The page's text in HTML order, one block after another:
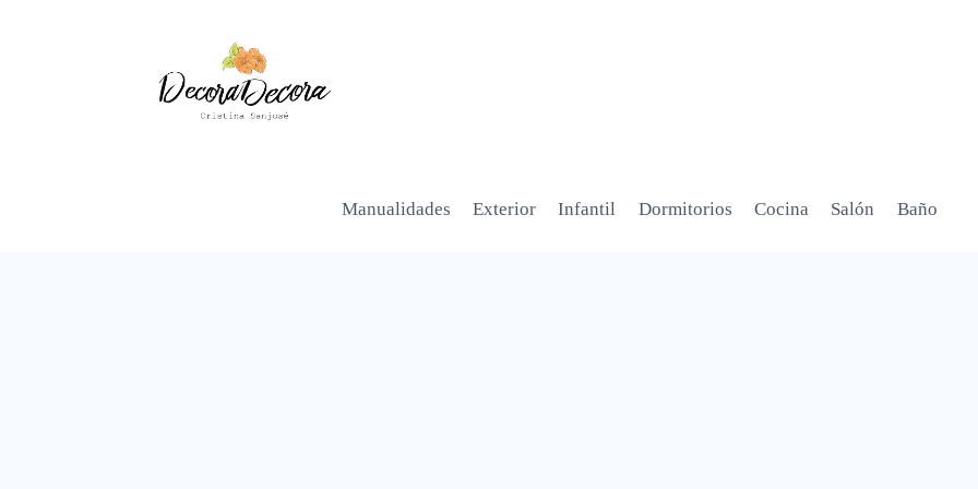
Manualidades Exterior Infantil Dormitorios Cocina Salón Baño